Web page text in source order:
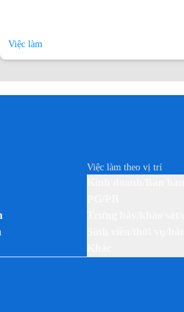
Việc làm
Việc làm theo vị trí